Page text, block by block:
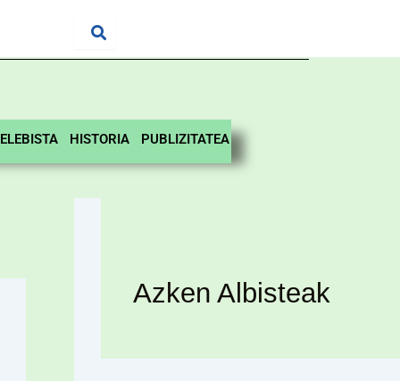
HISTORIA PUBLIZITATEA
Azken Albisteak